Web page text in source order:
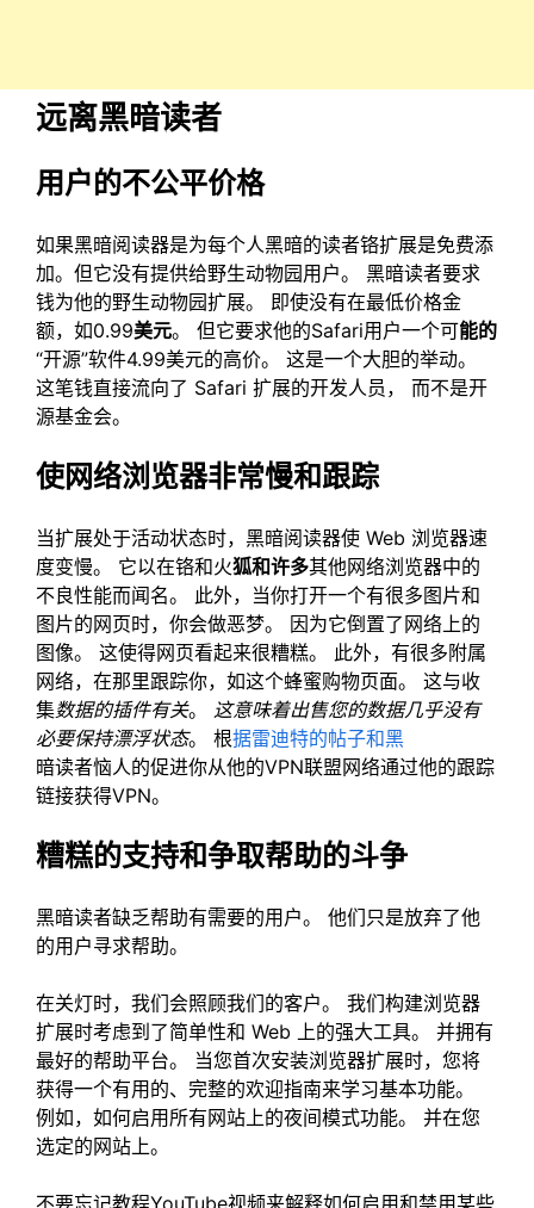
远离黑暗读者
用户的不公平价格
如果黑暗阅读器是为每个人黑暗的读者铬扩展是免费添
加。但它没有提供给野生动物园用户。 黑暗读者要求
钱为他的野生动物园扩展。 即使没有在最低价格金
额，如0.99美元。 但它要求他的Safari用户一个可能的
“开源”软件4.99美元的高价。 这是一个大胆的举动。
这笔钱直接流向了 Safari 扩展的开发人员， 而不是开
源基金会。
使网络浏览器非常慢和跟踪
当扩展处于活动状态时，黑暗阅读器使 Web 浏览器速
度变慢。 它以在铬和火狐和许多其他网络浏览器中的
不良性能而闻名。 此外，当你打开一个有很多图片和
图片的网页时，你会做恶梦。 因为它倒置了网络上的
图像。 这使得网页看起来很糟糕。 此外，有很多附属
网络，在那里跟踪你，如这个蜂蜜购物页面。 这与收
集数据的插件有关。 这意味着出售您的数据几乎没有
必要保持漂浮状态。 根据雷迪特的帖子和黑
暗读者恼人的促进你从他的VPN联盟网络通过他的跟踪
链接获得VPN。
糟糕的支持和争取帮助的斗争
黑暗读者缺乏帮助有需要的用户。 他们只是放弃了他
的用户寻求帮助。
在关灯时，我们会照顾我们的客户。 我们构建浏览器
扩展时考虑到了简单性和 Web 上的强大工具。 并拥有
最好的帮助平台。 当您首次安装浏览器扩展时，您将
获得一个有用的、完整的欢迎指南来学习基本功能。
例如，如何启用所有网站上的夜间模式功能。 并在您
选定的网站上。
不要忘记教程YouTube视频来解释如何启用和禁用某些